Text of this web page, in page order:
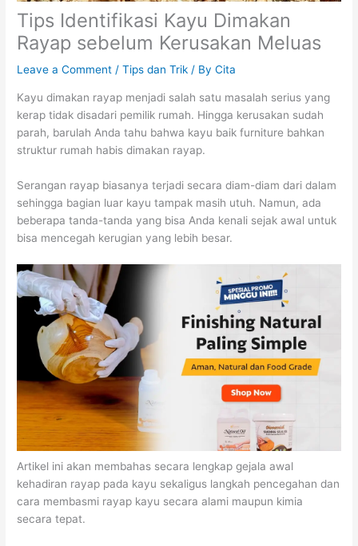
Tips Identifikasi Kayu Dimakan
Rayap sebelum Kerusakan Meluas
Leave a Comment /Tips dan Trik / ByCita
Kayu dimakan rayap menjadi salah satu masalah serius yang
kerap tidak disadari pemilik rumah. Hingga kerusakan sudah
parah, barulah Anda tahu bahwa kayu baik furniture bahkan
struktur rumah habis dimakan rayap.
Serangan rayap biasanya terjadi secara diam-diam dari dalam
sehingga bagian luar kayu tampak masih utuh. Namun, ada
beberapa tanda-tanda yang bisa Anda kenali sejak awal untuk
bisa mencegah kerugian yang lebih besar.
Artikel ini akan membahas secara lengkap gejala awal
kehadiran rayap pada kayu sekaligus langkah pencegahan dan
cara membasmi rayap kayu secara alami maupun kimia
secara tepat.